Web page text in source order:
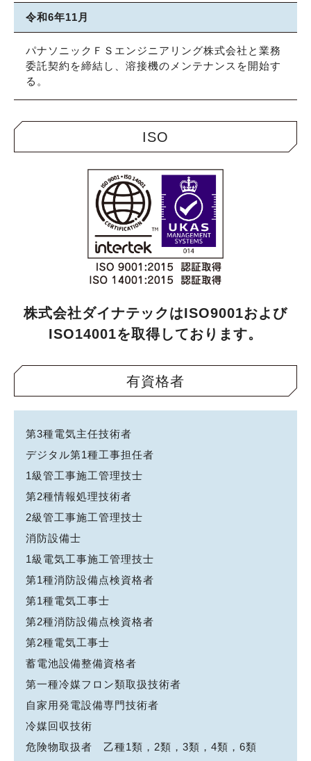
令和6年11月
パナソニックＦＳエンジニアリング株式会社と業務
委託契約を締結し、溶接機のメンテナンスを開始す
る。
ISO
株式会社ダイナテックはISO9001および
ISO14001を取得しております。
有資格者
第3種電気主任技術者
デジタル第1種工事担任者
1級管工事施工管理技士
第2種情報処理技術者
2級管工事施工管理技士
消防設備士
1級電気工事施工管理技士
第1種消防設備点検資格者
第1種電気工事士
第2種消防設備点検資格者
第2種電気工事士
蓄電池設備整備資格者
第一種冷媒フロン類取扱技術者
自家用発電設備専門技術者
冷媒回収技術
危険物取扱者 乙種1類，2類，3類，4類，6類